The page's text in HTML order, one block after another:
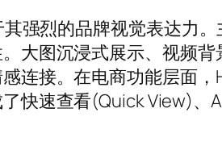
强烈的品牌视觉表达力
大图沉浸式展示、视频
连接。在电商功能层面
快速查看(Quick View)